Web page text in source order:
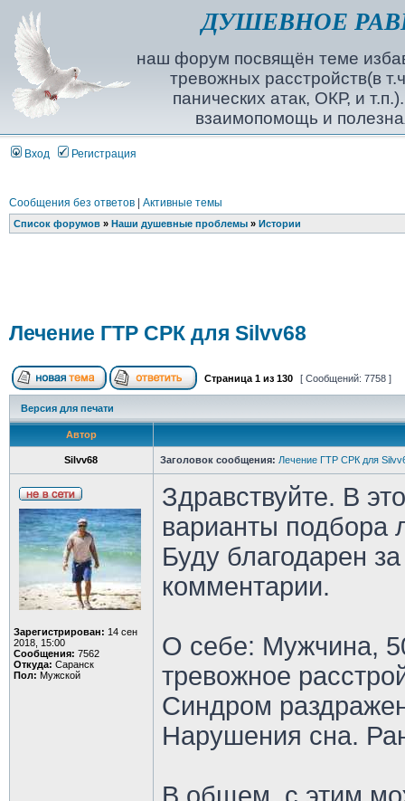
ДУШЕВНОЕ
наш форум посвящён теме
тревожных расстройств(в
панических атак, ОКР, и
взаимопомощь и
Вход Регистрация
Сообщения без ответов| Активные темы
Список форумов» Наши душевные проблемы» Истории
Лечение ГТР СРК для Silvv68
Страница 1из 130 [ Сообщений: 7758 ]
Версия для печати
Автор
Silvv68 Заголовок сообщения: Лечение ГТР СРК для
Зарегистрирован: 14 сен
2018, 15:00
Сообщения: 7562
Откуда: Саранск
Пол: Мужской
Здравствуйте. В
варианты подбора
Буду благодарен
комментарии.
О себе: Мужчина,
тревожное
Синдром
Нарушения сна.